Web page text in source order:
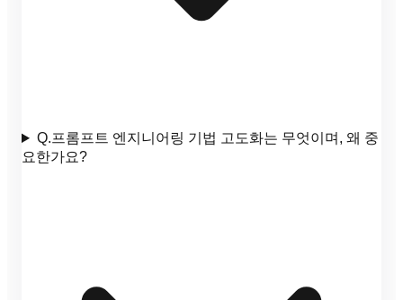
Q.프롬프트 엔지니어링 기법 고도화는 무엇이며, 왜 중
요한가요?